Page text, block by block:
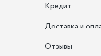
Кредит
Доставка и
Отзывы